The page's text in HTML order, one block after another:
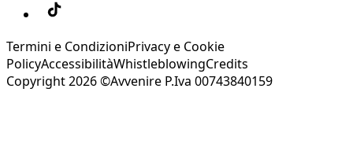
Termini e CondizioniPrivacy e Cookie
PolicyAccessibilitàWhistleblowingCredits
Copyright 2026 ©Avvenire P.Iva 00743840159